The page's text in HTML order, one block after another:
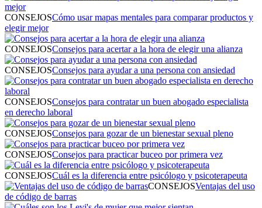
CONSEJOSCómo usar mapas mentales para comparar productos y
elegir mejor
CONSEJOSConsejos para acertar a la hora de elegir una alianza
CONSEJOSConsejos para ayudar a una persona con ansiedad
CONSEJOSConsejos para contratar un buen abogado especialista
en derecho laboral
CONSEJOSConsejos para gozar de un bienestar sexual pleno
CONSEJOSConsejos para practicar buceo por primera vez
CONSEJOSCuál es la diferencia entre psicólogo y psicoterapeuta
CONSEJOSVentajas del uso
de código de barras